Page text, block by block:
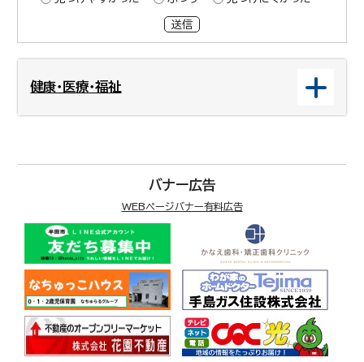
送信
健康・医療・福祉
バナー広告
WEBページバナー有料広告